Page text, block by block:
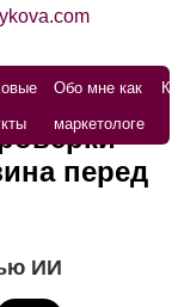
Обо мне как
маркетологе
перед
ИИ